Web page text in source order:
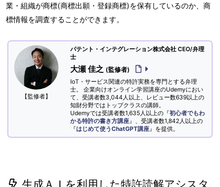
業・組織が商標(商標出願・登録商標)を保有しているのか、商
標情報を調査することができます。
【監修者】
パテント・インテグレーション株式会社 CEO/弁理
士
大瀬 佳之 (監修者)
IoT・サービス関連の特許実務を専門とする弁理
士。 企業向けオンライン学習講座のUdemyにおい
て、受講者数3,044人以上、レビュー数639以上の
知財分野ではトップクラスの講師。
Udemyでは受講者数1,635人以上の『初心者でもわ
かる特許の書き方講座 』、受講者数1,842人以上の
『はじめて使うChatGPT講座 』を提供。
生成ＡＩを利用した特許読解アシスタ